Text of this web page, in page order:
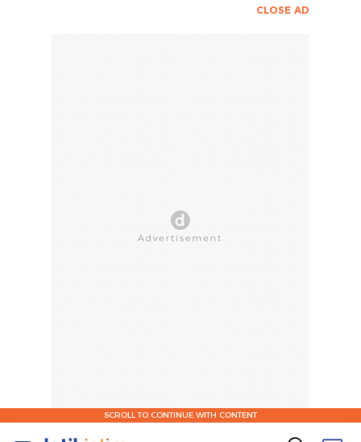
CLOSE AD
SCROLL TO CONTINUE WITH CONTENT